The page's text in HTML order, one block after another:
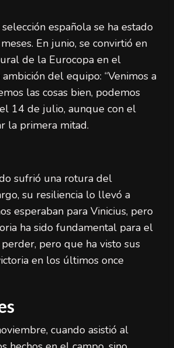
española se ha estado
En junio, se convirtió en
de la Eurocopa en el
del equipo: “Venimos a
las cosas bien, podemos
14 de julio, aunque con el
la primera mitad.
sufrió una rotura del
su resiliencia lo llevó a
esperaban para Vinicius, pero
ha sido fundamental para el
pero que ha visto sus
en los últimos once
cuando asistió al
División) Noticias destacadas
final Mundial 2026: ocho claves de
histórico